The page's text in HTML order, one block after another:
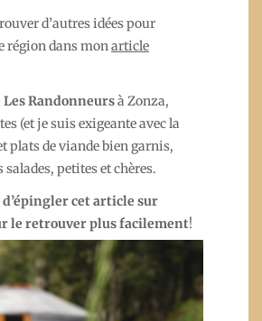
d’autres idées pour
région dans monarticle
Les Randonneursà Zonza,
(et je suis exigeante avec la
plats de viande bien garnis,
salades, petites et chères.
d’épingler cet article sur
le retrouver plus facilement!